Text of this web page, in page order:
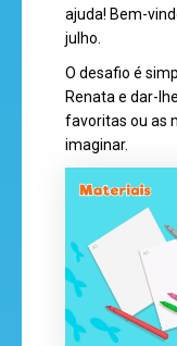
ajuda! Bem-
julho.
O desafio é
Renata e dar-
favoritas ou as
imaginar.